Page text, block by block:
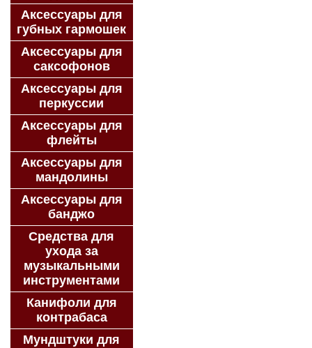
Аксессуары для
губных гармошек
Аксессуары для
саксофонов
Аксессуары для
перкуссии
Аксессуары для
флейты
Аксессуары для
мандолины
Аксессуары для
банджо
Средства для
ухода за
музыкальными
инструментами
Канифоли для
контрабаса
Мундштуки для